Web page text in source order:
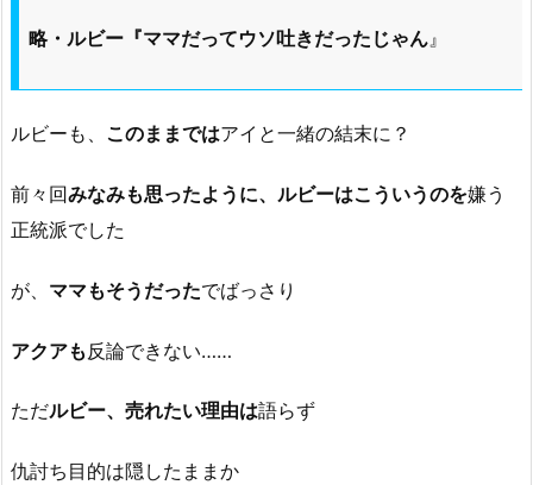
略・ルビー『ママだってウソ吐きだったじゃん 』
ルビーも、 このままではアイと一緒の結末に？
前々回みなみも思ったように、ルビーはこういうのを嫌う
正統派でした
が、 ママもそうだったでばっさり
アクアも 反論できない……
ただルビー、売れたい理由は語らず
仇討ち目的は隠したままか